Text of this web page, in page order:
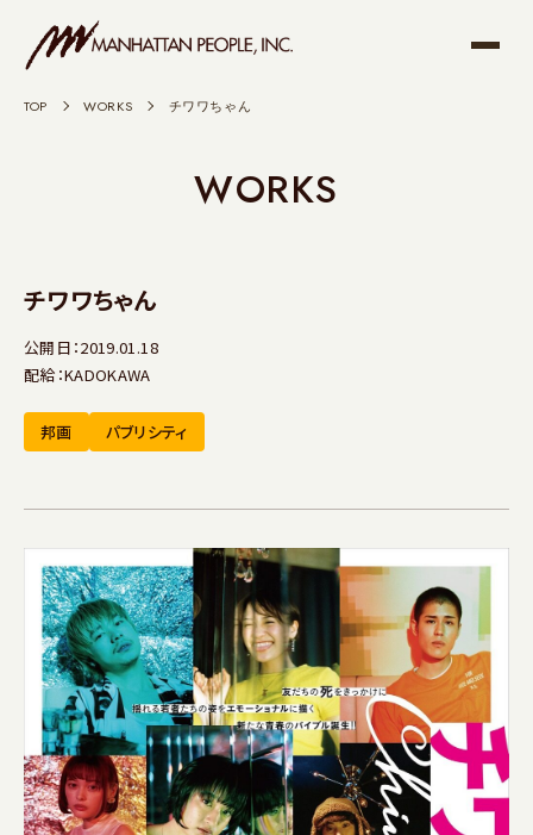
TOP > WORKS > チワワちゃん
WORKS
チワワちゃん
公開日：2019.01.18
配給：KADOKAWA
邦画 パブリシティ